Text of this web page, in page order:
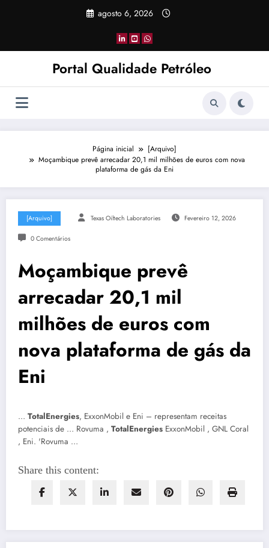
agosto 6, 2026
Portal Qualidade Petróleo
Página inicial
[Arquivo]
Moçambique prevê arrecadar 20,1 mil milhões de euros com nova
plataforma de gás da Eni
[Arquivo] Texas Oiltech Laboratories Fevereiro 12, 2026
0 Comentários
Moçambique prevê
arrecadar 20,1 mil
milhões de euros com
nova plataforma de gás da
Eni
… TotalEnergies, ExxonMobil e Eni – representam receitas
potenciais de … Rovuma , TotalEnergies ExxonMobil , GNL Coral
, Eni. 'Rovuma …
Share this content: